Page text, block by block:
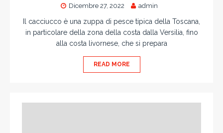
Dicembre 27, 2022 admin
Il cacciucco è una zuppa di pesce tipica della Toscana,
in particolare della zona della costa dalla Versilia, fino
alla costa livornese, che si prepara
READ MORE